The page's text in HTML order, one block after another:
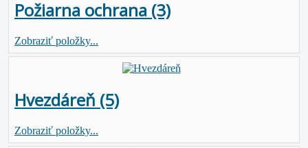
Požiarna ochrana (3)
Zobraziť položky...
Hvezdáreň (5)
Zobraziť položky...